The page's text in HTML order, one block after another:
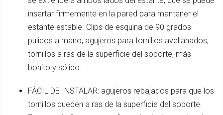
insertar firmemente en la pared para mantener el
estante estable. Clips de esquina de 90 grados
pulidos a mano, agujeros para tornillos avellanados,
tornillos a ras de la superficie del soporte, más
bonito y sólido.
FÁCIL DE INSTALAR: agujeros rebajados para que los
tornillos queden a ras de la superficie del soporte.